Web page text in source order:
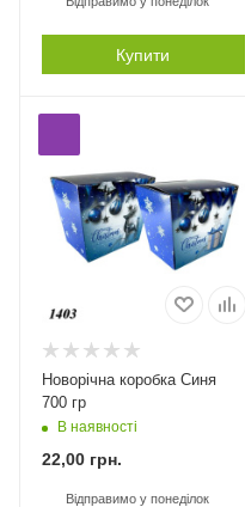
Купити
Новорічна коробка Синя
700 гр
В наявності
22,00 грн.
Відправимо у понеділок